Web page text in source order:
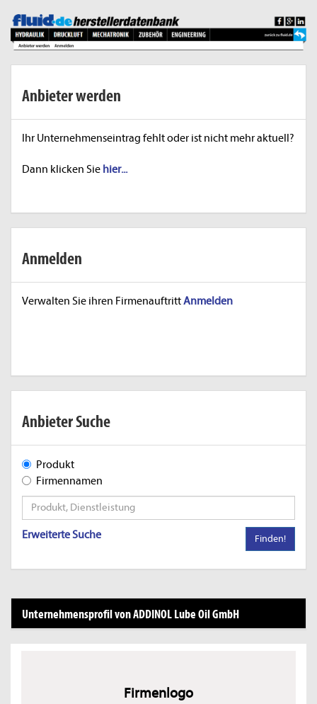
Anbieter werden
Ihr Unternehmenseintrag fehlt oder ist nicht mehr aktuell?
Dann klicken Sie hier...
Anmelden
Verwalten Sie ihren FirmenauftrittAnmelden
Anbieter Suche
Produkt
Firmennamen
Erweiterte Suche Finden!
Unternehmensprofil von ADDINOL Lube Oil GmbH
Firmenlogo